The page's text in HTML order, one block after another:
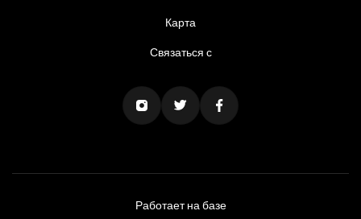
Карта
Связаться с
Работает на базе